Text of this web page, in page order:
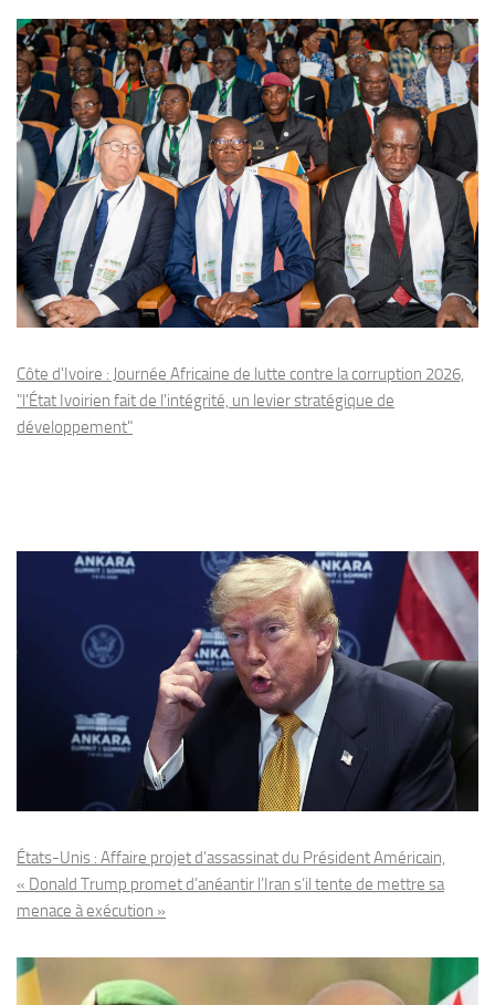
Côte d'Ivoire : Journée Africaine de lutte contre la corruption 2026,
"l'État Ivoirien fait de l'intégrité, un levier stratégique de
développement"
États-Unis : Affaire projet d’assassinat du Président Américain,
« Donald Trump promet d’anéantir l’Iran s’il tente de mettre sa
menace à exécution »